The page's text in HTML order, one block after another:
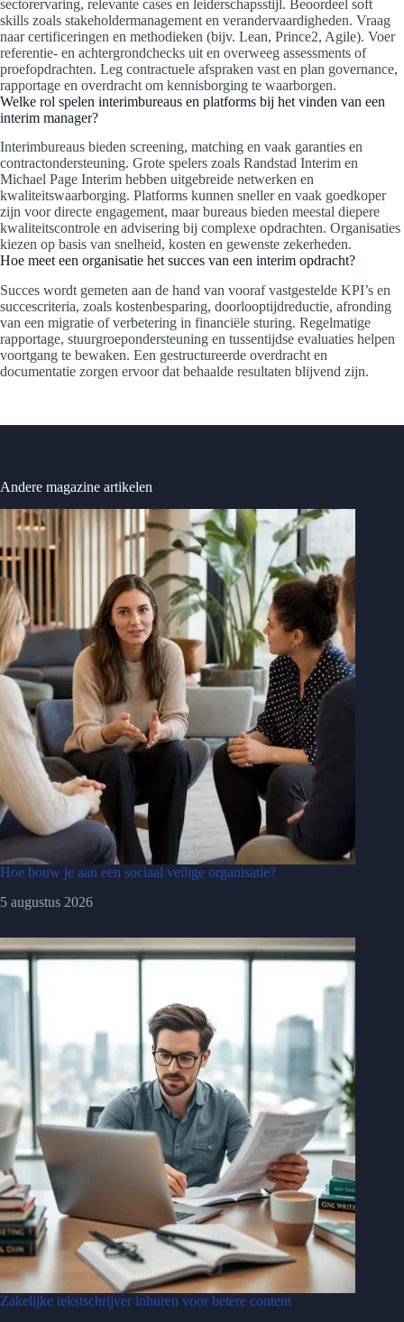
sectorervaring, relevante cases en leiderschapsstijl. Beoordeel soft
skills zoals stakeholdermanagement en verandervaardigheden. Vraag
naar certificeringen en methodieken (bijv. Lean, Prince2, Agile). Voer
referentie- en achtergrondchecks uit en overweeg assessments of
proefopdrachten. Leg contractuele afspraken vast en plan governance,
rapportage en overdracht om kennisborging te waarborgen.
Welke rol spelen interimbureaus en platforms bij het vinden van een
interim manager?
Interimbureaus bieden screening, matching en vaak garanties en
contractondersteuning. Grote spelers zoals Randstad Interim en
Michael Page Interim hebben uitgebreide netwerken en
kwaliteitswaarborging. Platforms kunnen sneller en vaak goedkoper
zijn voor directe engagement, maar bureaus bieden meestal diepere
kwaliteitscontrole en advisering bij complexe opdrachten. Organisaties
kiezen op basis van snelheid, kosten en gewenste zekerheden.
Hoe meet een organisatie het succes van een interim opdracht?
Succes wordt gemeten aan de hand van vooraf vastgestelde KPI’s en
succescriteria, zoals kostenbesparing, doorlooptijdreductie, afronding
van een migratie of verbetering in financiële sturing. Regelmatige
rapportage, stuurgroepondersteuning en tussentijdse evaluaties helpen
voortgang te bewaken. Een gestructureerde overdracht en
documentatie zorgen ervoor dat behaalde resultaten blijvend zijn.
Andere magazine artikelen
Hoe bouw je aan een sociaal veilige organisatie?
5 augustus 2026
Zakelijke tekstschrijver inhuren voor betere content